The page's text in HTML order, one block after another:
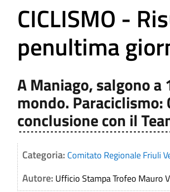
CICLISMO -
penultima
A Maniago, salgono a
mondo.
conclusione con il
Categoria: Comitato Regionale Friuli
Autore: Ufficio Stampa Trofeo Mauro